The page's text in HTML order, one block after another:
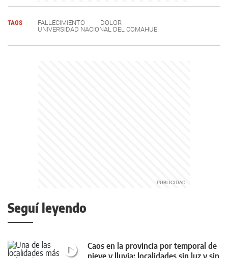
TAGS FALLECIMIENTO
DOLOR
UNIVERSIDAD NACIONAL DEL COMAHUE
Seguí leyendo
Caos en la provincia por temporal de